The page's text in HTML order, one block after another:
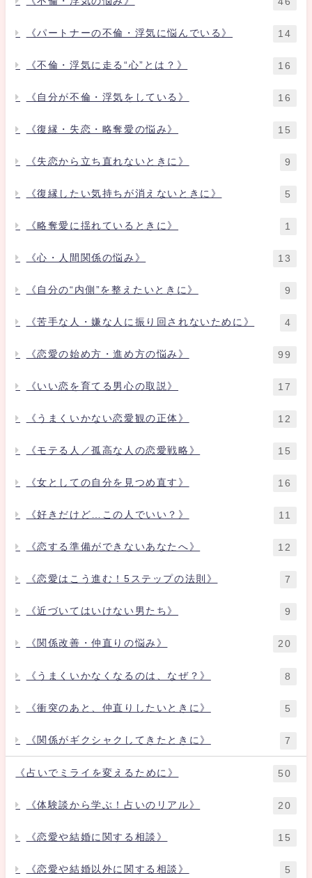
《パートナーの不倫・浮気に悩んでいる》 14
《不倫・浮気に走る“心”とは？》 16
《自分が不倫・浮気をしている》 16
《復縁・失恋・略奪愛の悩み》 15
《失恋から立ち直れないときに》 9
《復縁したい気持ちが消えないときに》 5
《略奪愛に揺れているときに》 1
《心・人間関係の悩み》 13
《自分の“内側”を整えたいときに》 9
《苦手な人・嫌な人に振り回されないために》 4
《恋愛の始め方・進め方の悩み》 99
《いい恋を育てる男心の取説》 17
《うまくいかない恋愛観の正体》 12
《モテる人／孤高な人の恋愛戦略》 15
《女としての自分を見つめ直す》 16
《好きだけど…この人でいい？》 11
《恋する準備ができないあなたへ》 12
《恋愛はこう進む！5ステップの法則》 7
《近づいてはいけない男たち》 9
《関係改善・仲直りの悩み》 20
《うまくいかなくなるのは、なぜ？》 8
《衝突のあと、仲直りしたいときに》 5
《関係がギクシャクしてきたときに》 7
《占いでミライを変えるために》 50
《体験談から学ぶ！占いのリアル》 20
《恋愛や結婚に関する相談》 15
《恋愛や結婚以外に関する相談》 5